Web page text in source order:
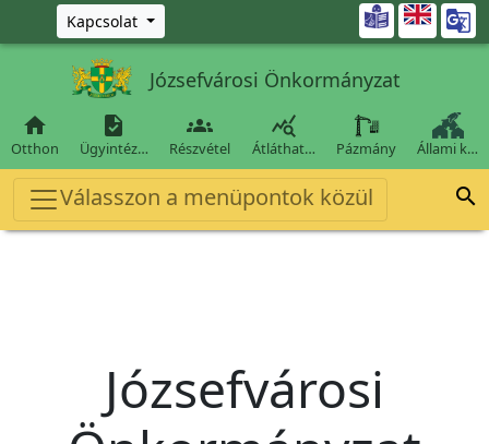
Ugrás a fő tartalomra
Kapcsolat 
Józsefvárosi Önkormányzat

Otthon

Ügyintéz…

Részvétel

Átláthat… Pázmány Állami k…
Válasszon a menüpontok közül 
Józsefvárosi